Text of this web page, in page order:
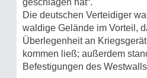
geschlagen hat“.
Die deutschen Verteidiger
waldige Gelände im Vorteil,
Überlegenheit an
kommen ließ; außerdem
Befestigungen des